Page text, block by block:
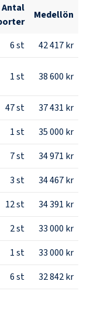
Antal
Medellön
6st
42 417 kr
1st 38 600 kr
47st
37 431 kr
1st
35 000 kr
7st
34 971 kr
3st
34 467 kr
12st
34 391 kr
2st
33 000 kr
1st
33 000 kr
6st 32 842 kr